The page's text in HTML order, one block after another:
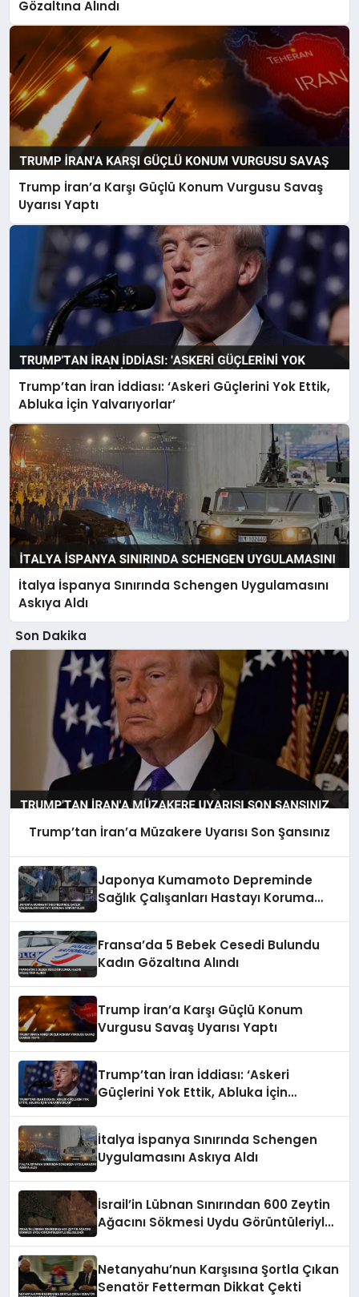
Gözaltına Alındı
Trump İran’a Karşı Güçlü Konum Vurgusu Savaş
Uyarısı Yaptı
Trump’tan İran İddiası: ‘Askeri Güçlerini Yok Ettik,
Abluka İçin Yalvarıyorlar’
İtalya İspanya Sınırında Schengen Uygulamasını
Askıya Aldı
Son Dakika
Trump’tan İran’a Müzakere Uyarısı Son Şansınız
Japonya Kumamoto Depreminde
Sağlık Çalışanları Hastayı Koruma
Fransa’da 5 Bebek Cesedi Bulundu
Kadın Gözaltına Alındı
Trump İran’a Karşı Güçlü Konum
Vurgusu Savaş Uyarısı Yaptı
Trump’tan İran İddiası: ‘Askeri
Güçlerini Yok Ettik, Abluka İçin
İtalya İspanya Sınırında Schengen
Uygulamasını Askıya Aldı
İsrail’in Lübnan Sınırından 600 Zeytin
Ağacını Sökmesi Uydu Görüntüleriyle
Netanyahu’nun Karşısına Şortla Çıkan
Senatör Fetterman Dikkat Çekti